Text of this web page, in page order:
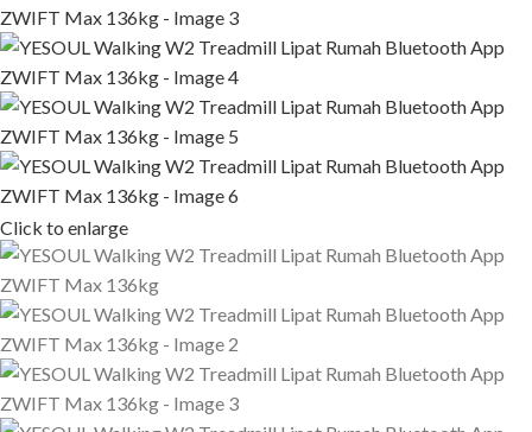
Click to enlarge